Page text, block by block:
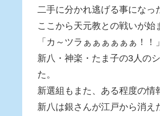
二手に分かれ逃げる事になっ
ここから天元教との戦いが始
「カ～ツラぁぁぁぁぁぁ！！
新八・神楽・たま子の3人の
た。
新選組もまた、ある程度の情
新八は銀さんが江戸から消